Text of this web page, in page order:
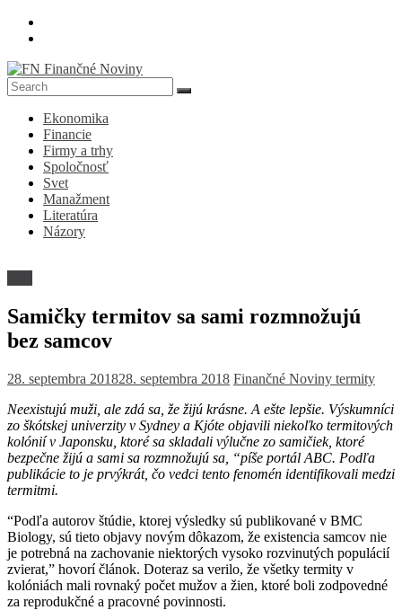
Skip
FN
Finančné
Noviny
Denník
ekonomike
spoločnosti
Ekonomika
Financie
Firmy a trhy
Spoločnosť
Svet
Manažment
Literatúra
Názory
Samičky termitov sa sami rozmnožujú
bez samcov
28. septembra 201828. septembra 2018 Finančné Noviny termity
Neexistujú muži, ale zdá sa, že žijú krásne. A ešte lepšie. Výskumníci
zo škótskej univerzity v Sydney a Kjóte objavili niekoľko termitových
kolónií v Japonsku, ktoré sa skladali výlučne zo samičiek, ktoré
bezpečne žijú a sami sa rozmnožujú sa, “píše portál ABC. Podľa
publikácie to je prvýkrát, čo vedci tento fenomén identifikovali medzi
termitmi.
“Podľa autorov štúdie, ktorej výsledky sú publikované v BMC
Biology, sú tieto objavy novým dôkazom, že existencia samcov nie
je potrebná na zachovanie niektorých vysoko rozvinutých populácií
zvierat,” hovorí článok. Doteraz sa verilo, že všetky termity v
kolóniách mali rovnaký počet mužov a žien, ktoré boli zodpovedné
za reprodukčné a pracovné povinnosti.